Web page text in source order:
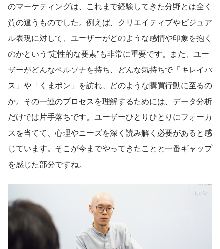
のマーケティングは、これまで経験してきた分野とは全く
質の違うものでした。例えば、クリエイティブやビジュア
ル表現に対して、ユーザーがどのような感情や印象を抱く
のかという“定性的な要素”も非常に重要です。また、ユー
ザーがどんなペルソナを持ち、どんな気持ちで「キレイパ
ス」や「くまポン」を訪れ、どのような購買行動に至るの
か。その一連のプロセスを理解するためには、データ分析
だけでは片手落ちです。ユーザーひとりひとりにフォーカ
スを当てて、心理やニーズを深く読み解く必要があると感
じています。そこが今までやってきたことと一番ギャップ
を感じた部分ですね。